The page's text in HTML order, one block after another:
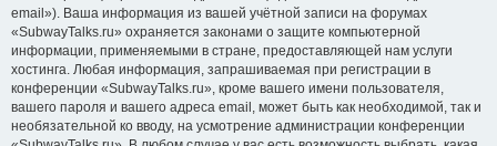
email»). Ваша информация из вашей учётной записи на форумах
«SubwayTalks.ru» охраняется законами о защите компьютерной
информации, применяемыми в стране, предоставляющей нам услуги
хостинга. Любая информация, запрашиваемая при регистрации в
конференции «SubwayTalks.ru», кроме вашего имени пользователя,
вашего пароля и вашего адреса email, может быть как необходимой, так и
необязательной ко вводу, на усмотрение администрации конференции